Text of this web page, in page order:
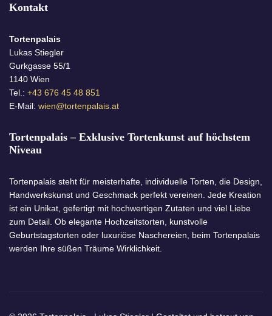
Kontakt
Tortenpalais
Lukas Stiegler
Gurkgasse 55/1
1140 Wien
Tel.: +43 676 45 48 851
E-Mail: wien@tortenpalais.at
Tortenpalais – Exklusive Tortenkunst auf höchstem
Niveau
Tortenpalais steht für meisterhafte, individuelle Torten, die Design,
Handwerkskunst und Geschmack perfekt vereinen. Jede Kreation
ist ein Unikat, gefertigt mit hochwertigen Zutaten und viel Liebe
zum Detail. Ob elegante Hochzeitstorten, kunstvolle
Geburtstagstorten oder luxuriöse Naschereien, beim Tortenpalais
werden Ihre süßen Träume Wirklichkeit.